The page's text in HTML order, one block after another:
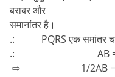
बराबर और
समानांतर है।
.: PQRS एक समांतर
.: AB = BC
⇨ 1/2AB =1/